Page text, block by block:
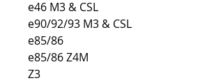
e46 M3 & CSL
e90/92/93 M3 & CSL
e85/86
e85/86 Z4M
Z3